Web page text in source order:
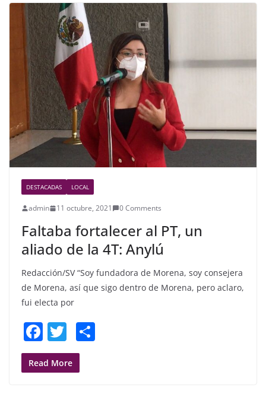
b
o
o
k
DESTACADAS LOCAL
admin 11 octubre, 2021 0 Comments
Faltaba fortalecer al PT, un
aliado de la 4T: Anylú
Redacción/SV “Soy fundadora de Morena, soy consejera
de Morena, así que sigo dentro de Morena, pero aclaro,
fui electa por
F
a
c
T
w
itt
Read More